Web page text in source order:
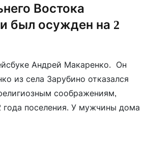
Востока
был осужден на 2
Андрей Макаренко. Он
из села Зарубино отказался
соображениям,
года поселения. У мужчины дома